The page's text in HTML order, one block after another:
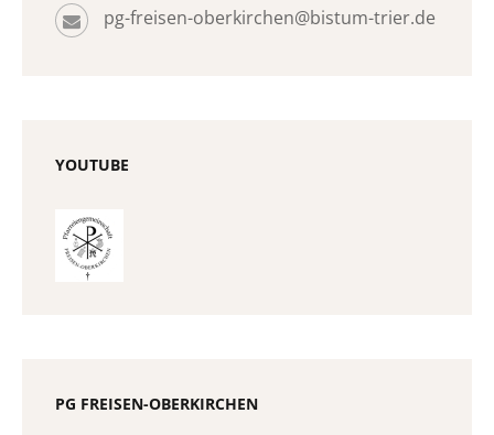
pg-freisen-oberkirchen@bistum-trier.de
YOUTUBE
PG FREISEN-OBERKIRCHEN